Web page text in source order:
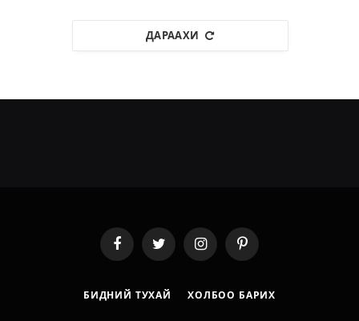
ДАРААХИ
FacebookTwitter InstagramPinterest
БИДНИЙ ТУХАЙ ХОЛБОО БАРИХ